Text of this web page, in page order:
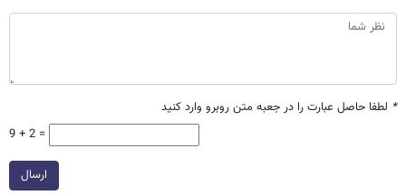
* لطفا حاصل عبارت را در جعبه متن روبرو وارد کنید
9 + 2 =
ارسال